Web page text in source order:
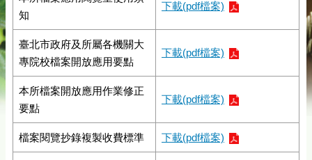
知
下載(pdf檔案)
臺北市政府及所屬各機關大
專院校檔案開放應用要點
下載(pdf檔案)
本所檔案開放應用作業修正
要點
下載(pdf檔案)
檔案閱覽抄錄複製收費標準 下載(pdf檔案)